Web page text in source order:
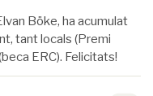
Böke, ha acumulat
tant locals (Premi
ERC). Felicitats!